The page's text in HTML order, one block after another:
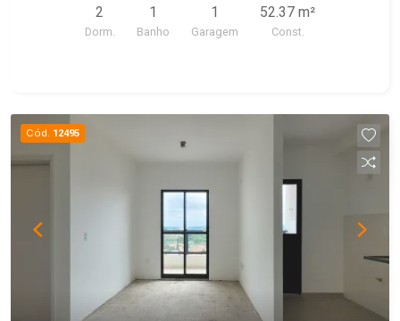
2
Dorm.
1
Banho
1
Garagem
52.37 m²
Const.
Cód. 12495